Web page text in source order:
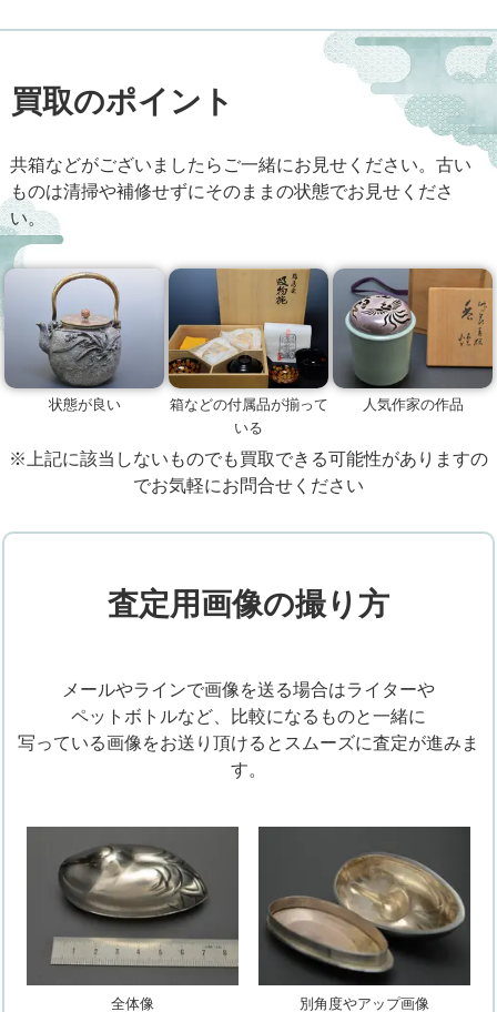
買取のポイント
共箱などがございましたらご一緒にお見せください。古い
ものは清掃や補修せずにそのままの状態でお見せくださ
い。
状態が良い
箱などの付属品が揃って
いる
人気作家の作品
※上記に該当しないものでも買取できる可能性がありますの
でお気軽にお問合せください
査定用画像の撮り方
メールやラインで画像を送る場合はライターや
ペットボトルなど、比較になるものと一緒に
写っている画像をお送り頂けるとスムーズに査定が進みま
す。
全体像 別角度やアップ画像